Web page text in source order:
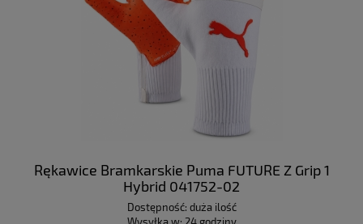
Rękawice Bramkarskie Puma FUTURE Z Grip 1
Hybrid 041752-02
Dostępność: duża ilość